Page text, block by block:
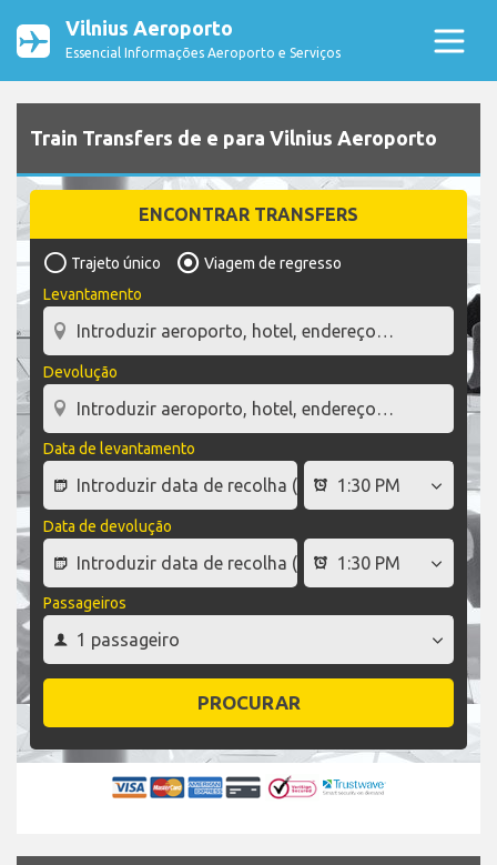
Vilnius Aeroporto
Essencial Informações Aeroporto e Serviços
Train Transfers de e para Vilnius Aeroporto
ENCONTRAR TRANSFERS
Trajeto único
Viagem de regresso
Levantamento
Devolução
Data de levantamento
Data de devolução
Passageiros
PROCURAR